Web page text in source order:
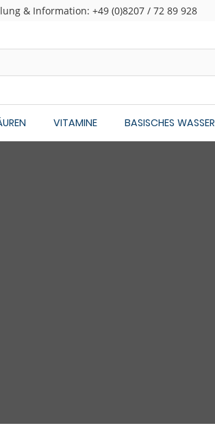
& Information: +49 (0)8207 / 72 89 928
VITAMINE BASISCHES WASSER